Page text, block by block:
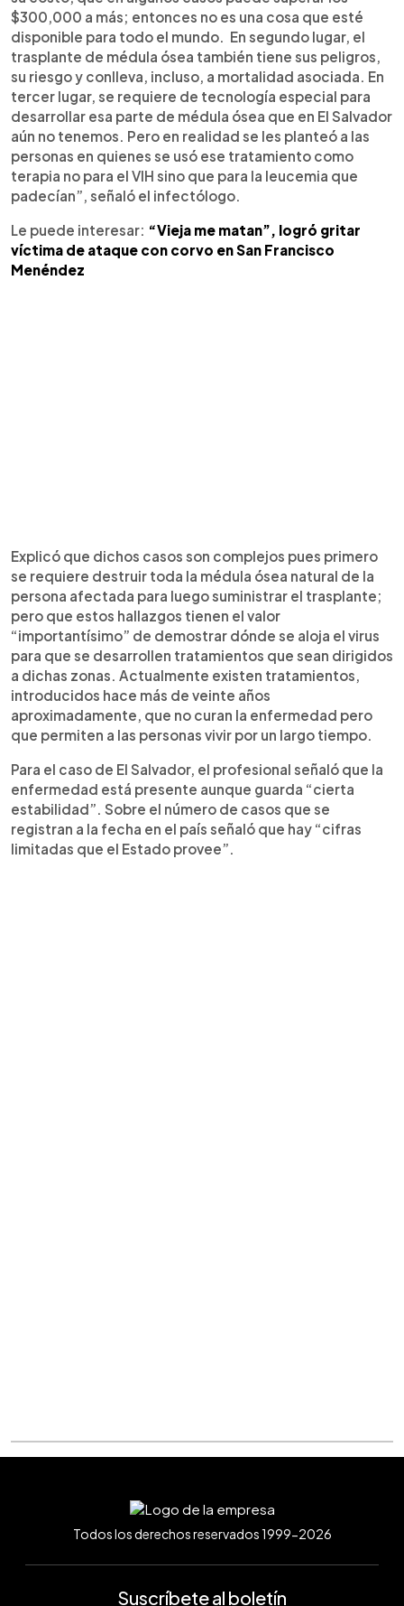
$300,000 a más; entonces no es una cosa que esté
disponible para todo el mundo. En segundo lugar, el
trasplante de médula ósea también tiene sus peligros,
su riesgo y conlleva, incluso, a mortalidad asociada. En
tercer lugar, se requiere de tecnología especial para
desarrollar esa parte de médula ósea que en El Salvador
aún no tenemos. Pero en realidad se les planteó a las
personas en quienes se usó ese tratamiento como
terapia no para el VIH sino que para la leucemia que
padecían”, señaló el infectólogo.
Le puede interesar: “Vieja me matan”, logró gritar
víctima de ataque con corvo en San Francisco
Menéndez
Explicó que dichos casos son complejos pues primero
se requiere destruir toda la médula ósea natural de la
persona afectada para luego suministrar el trasplante;
pero que estos hallazgos tienen el valor
“importantísimo” de demostrar dónde se aloja el virus
para que se desarrollen tratamientos que sean dirigidos
a dichas zonas. Actualmente existen tratamientos,
introducidos hace más de veinte años
aproximadamente, que no curan la enfermedad pero
que permiten a las personas vivir por un largo tiempo.
Para el caso de El Salvador, el profesional señaló que la
enfermedad está presente aunque guarda “cierta
estabilidad”. Sobre el número de casos que se
registran a la fecha en el país señaló que hay “cifras
limitadas que el Estado provee”.
Todos los derechos reservados 1999-2026
Suscríbete al boletín